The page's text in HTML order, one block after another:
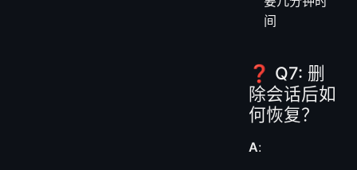
间
❓ Q7: 删
除会话后如
何恢复？
A: